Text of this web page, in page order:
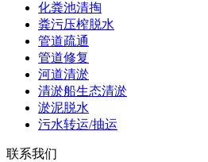
化粪池清掏
粪污压榨脱水
管道疏通
管道修复
河道清淤
清淤船生态清淤
淤泥脱水
污水转运/抽运
联系我们